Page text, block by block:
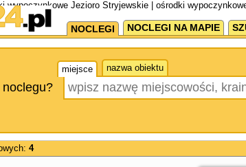
wypoczynkowe Jezioro Stryjewskie | ośrodki
NOCLEGI NOCLEGI NA MAPIE
miejsce nazwa obiektu
4